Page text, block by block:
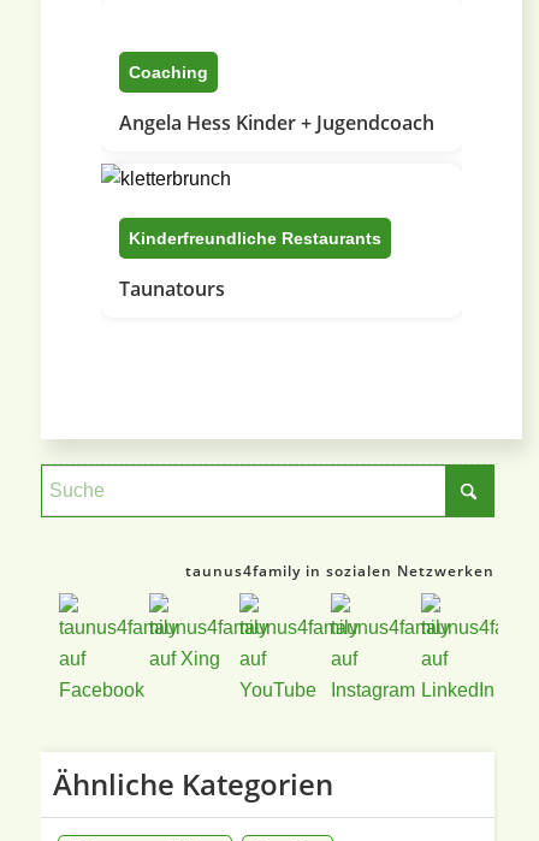
Coaching
Angela Hess Kinder + Jugendcoach
Kinderfreundliche Restaurants
Taunatours
taunus4family in sozialen Netzwerken
Ähnliche Kategorien